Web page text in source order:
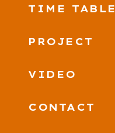
TIME TABLE
PROJECT
VIDEO
CONTACT